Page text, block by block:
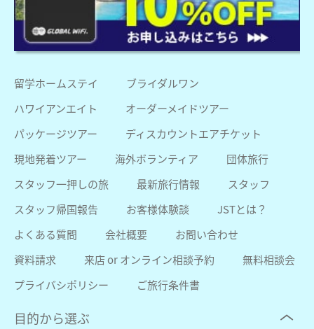
留学ホームステイ
ブライダルワン
ハワイアンエイト
オーダーメイドツアー
パッケージツアー
ディスカウントエアチケット
現地発着ツアー
海外ボランティア
団体旅行
スタッフ一押しの旅
最新旅行情報
スタッフ
スタッフ帰国報告
お客様体験談
JSTとは？
よくある質問
会社概要
お問い合わせ
資料請求
来店 or オンライン相談予約
無料相談会
プライバシポリシー
ご旅行条件書
目的から選ぶ